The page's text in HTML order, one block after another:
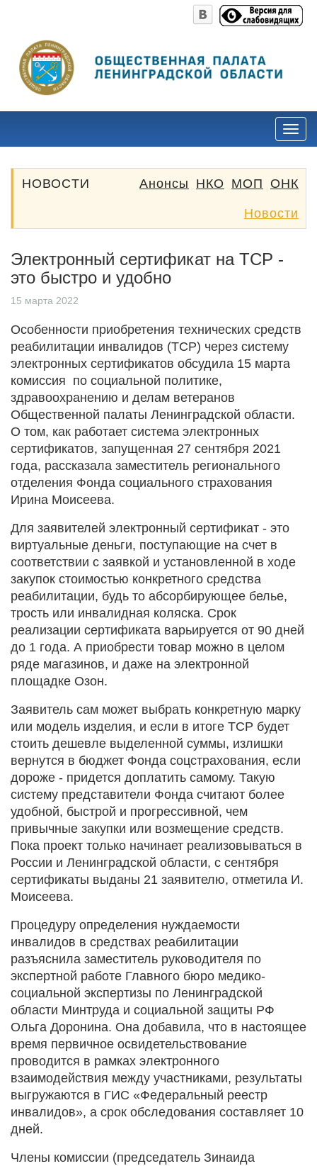
НОВОСТИ ОНК
МОП
НКО
Анонсы
Новости
Электронный сертификат на ТСР -
это быстро и удобно
15 марта 2022
Особенности приобретения технических средств
реабилитации инвалидов (ТСР) через систему
электронных сертификатов обсудила 15 марта
комиссия по социальной политике,
здравоохранению и делам ветеранов
Общественной палаты Ленинградской области.
О том, как работает система электронных
сертификатов, запущенная 27 сентября 2021
года, рассказала заместитель регионального
отделения Фонда социального страхования
Ирина Моисеева.
Для заявителей электронный сертификат - это
виртуальные деньги, поступающие на счет в
соответствии с заявкой и установленной в ходе
закупок стоимостью конкретного средства
реабилитации, будь то абсорбирующее белье,
трость или инвалидная коляска. Срок
реализации сертификата варьируется от 90 дней
до 1 года. А приобрести товар можно в целом
ряде магазинов, и даже на электронной
площадке Озон.
Заявитель сам может выбрать конкретную марку
или модель изделия, и если в итоге ТСР будет
стоить дешевле выделенной суммы, излишки
вернутся в бюджет Фонда соцстрахования, если
дороже - придется доплатить самому. Такую
систему представители Фонда считают более
удобной, быстрой и прогрессивной, чем
привычные закупки или возмещение средств.
Пока проект только начинает реализовываться в
России и Ленинградской области, с сентября
сертификаты выданы 21 заявителю, отметила И.
Моисеева.
Процедуру определения нуждаемости
инвалидов в средствах реабилитации
разъяснила заместитель руководителя по
экспертной работе Главного бюро медико-
социальной экспертизы по Ленинградской
области Минтруда и социальной защиты РФ
Ольга Доронина. Она добавила, что в настоящее
время первичное освидетельствование
проводится в рамках электронного
взаимодействия между участниками, результаты
выгружаются в ГИС «Федеральный реестр
инвалидов», а срок обследования составляет 10
дней.
Члены комиссии (председатель Зинаида